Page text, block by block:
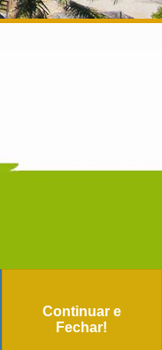
Continuar e
Fechar!